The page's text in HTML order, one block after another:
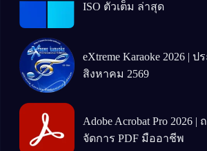
ISO ตัวเต็ม ล่าสุด
eXtreme Karaoke 2026 | ป
สิงหาคม 2569
Adobe Acrobat Pro 2026
จัดการ PDF มืออาชีพ